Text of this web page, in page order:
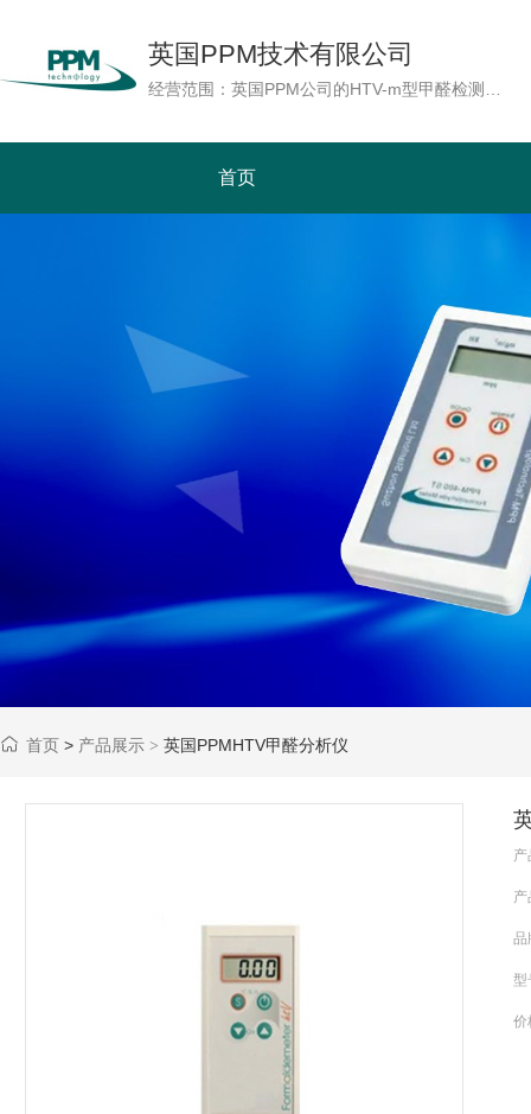
英国PPM技术有限公司
首页
首页 > 产品展示 > 英国PPMHTV甲醛分析仪
产
产
品
型
价